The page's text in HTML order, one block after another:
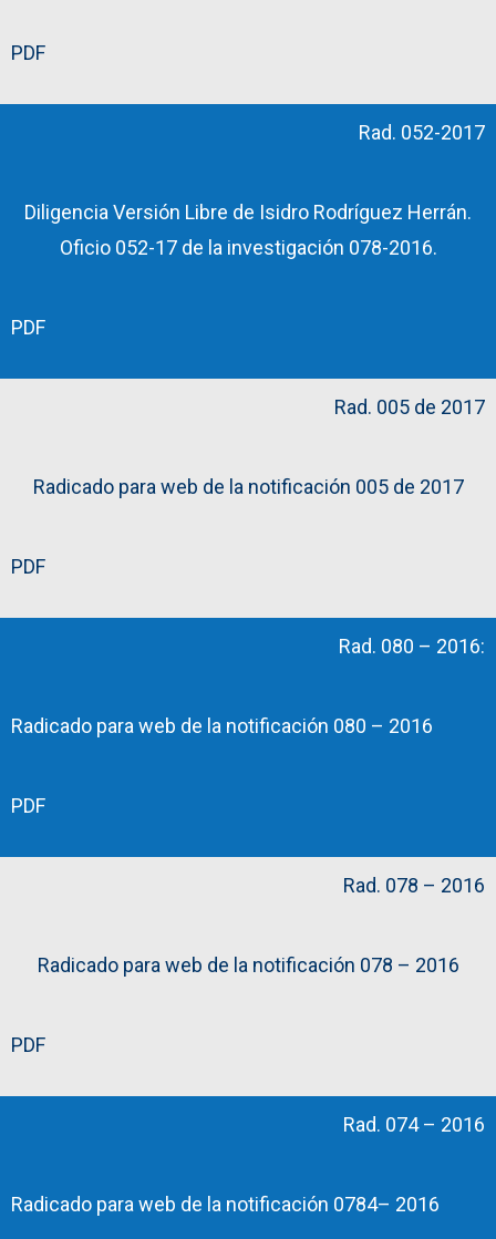
PDF
Rad. 052-2017
Diligencia Versión Libre de Isidro Rodríguez Herrán.
Oficio 052-17 de la investigación 078-2016.
PDF
Rad. 005 de 2017
Radicado para web de la notificación 005 de 2017
PDF
Rad. 080 – 2016:
Radicado para web de la notificación 080 – 2016
PDF
Rad. 078 – 2016
Radicado para web de la notificación 078 – 2016
PDF
Rad. 074 – 2016
Radicado para web de la notificación 0784– 2016